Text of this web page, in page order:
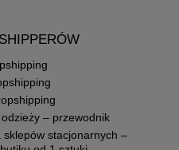
– przewodnik
sklepów stacjonarnych –